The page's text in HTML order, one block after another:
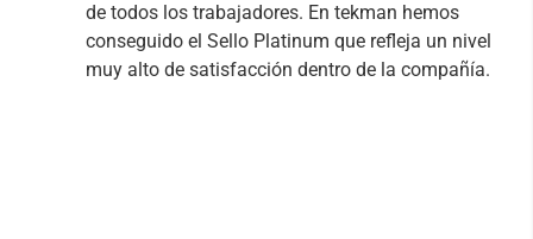
de todos los trabajadores. En tekman hemos
conseguido el Sello Platinum que refleja un nivel
muy alto de satisfacción dentro de la compañía.